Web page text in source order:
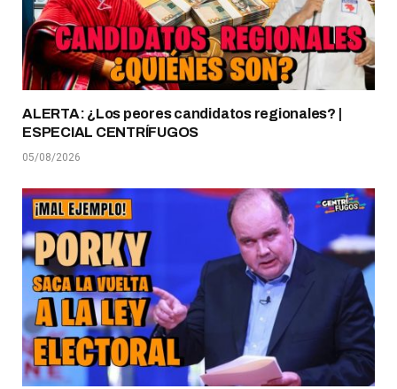
ALERTA: ¿Los peores candidatos regionales? |
ESPECIAL CENTRÍFUGOS
05/08/2026